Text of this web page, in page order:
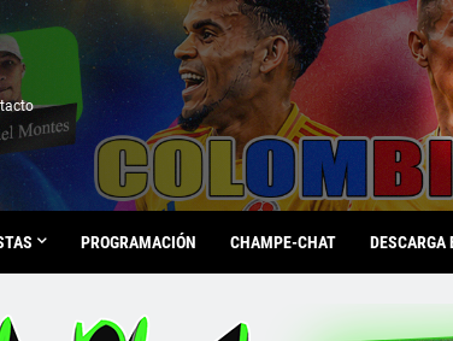
PROGRAMACIÓN CHAMPE-CHAT DESCARGA